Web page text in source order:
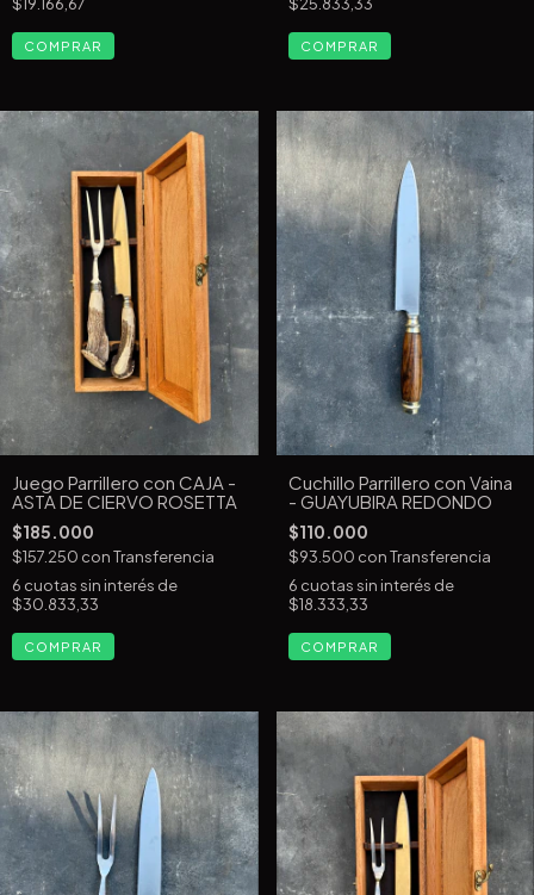
Juego Parrillero con CAJA -
ASTA DE CIERVO ROSETTA
$185.000
$157.250 conTransferencia
6 cuotas sin interés de
$30.833,33
Cuchillo Parrillero con Vaina
- GUAYUBIRA REDONDO
$110.000
$93.500 conTransferencia
6 cuotas sin interés de
$18.333,33